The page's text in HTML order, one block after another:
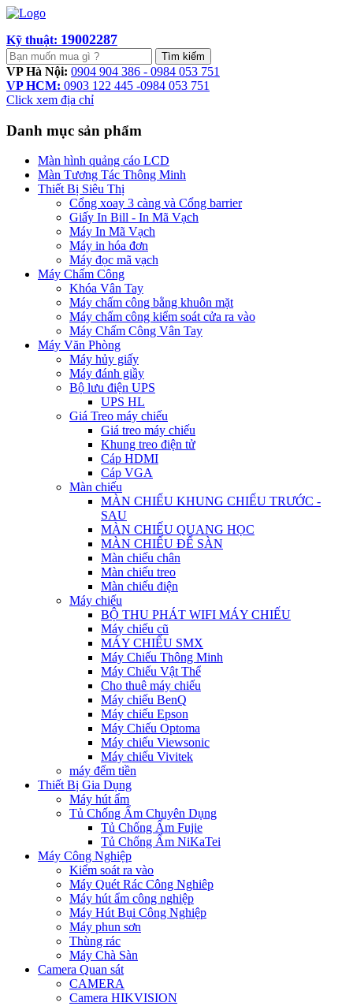
Kỹ thuật: 19002287
Tìm kiếm
VP Hà Nội: 0904 904 386 - 0984 053 751
VP HCM: 0903 122 445 -0984 053 751
Click xem địa chỉ
Danh mục sản phẩm
Màn hình quảng cáo LCD
Màn Tương Tác Thông Minh
Thiết Bị Siêu Thị
Cổng xoay 3 càng và Cổng barrier
Giấy In Bill - In Mã Vạch
Máy In Mã Vạch
Máy in hóa đơn
Máy đọc mã vạch
Máy Chấm Công
Khóa Vân Tay
Máy chấm công bằng khuôn mặt
Máy chấm công kiểm soát cửa ra vào
Máy Chấm Công Vân Tay
Máy Văn Phòng
Máy hủy giấy
Máy đánh giầy
Bộ lưu điện UPS
UPS HL
Giá Treo máy chiếu
Giá treo máy chiếu
Khung treo điện tử
Cáp HDMI
Cáp VGA
Màn chiếu
MÀN CHIẾU KHUNG CHIẾU TRƯỚC -
SAU
MÀN CHIẾU QUANG HỌC
MÀN CHIẾU ĐỂ SÀN
Màn chiếu chân
Màn chiếu treo
Màn chiếu điện
Máy chiếu
BỘ THU PHÁT WIFI MÁY CHIẾU
Máy chiếu cũ
MÁY CHIẾU SMX
Máy Chiếu Thông Minh
Máy Chiếu Vật Thể
Cho thuê máy chiếu
Máy chiếu BenQ
Máy chiếu Epson
Máy Chiếu Optoma
Máy chiếu Viewsonic
Máy chiếu Vivitek
máy đếm tiền
Thiết Bị Gia Dụng
Máy hút ẩm
Tủ Chống Ẩm Chuyên Dụng
Tủ Chống Ẩm Fujie
Tủ Chống Ẩm NiKaTei
Máy Công Nghiệp
Kiểm soát ra vào
Máy Quét Rác Công Nghiêp
Máy hút ẩm công nghiệp
Máy Hút Bụi Công Nghiệp
Máy phun sơn
Thùng rác
Máy Chà Sàn
Camera Quan sát
CAMERA
Camera HIKVISION